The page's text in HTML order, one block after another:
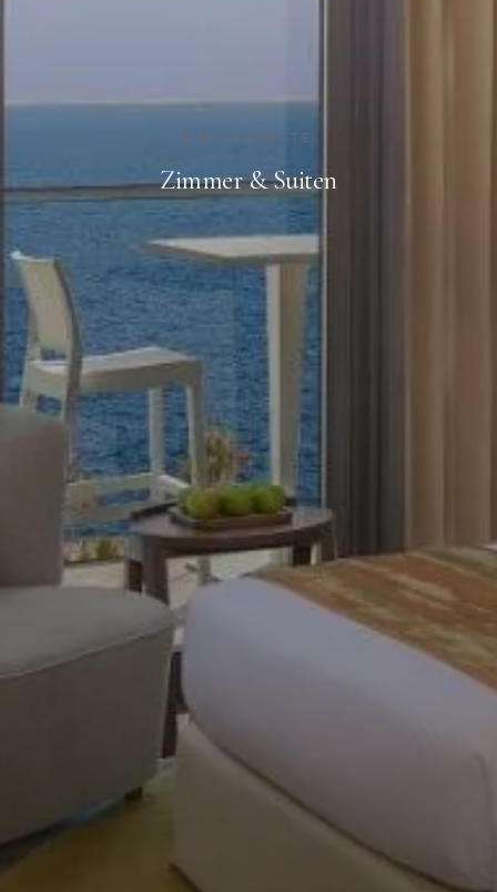
UNTERKÜNFTE
Zimmer & Suiten